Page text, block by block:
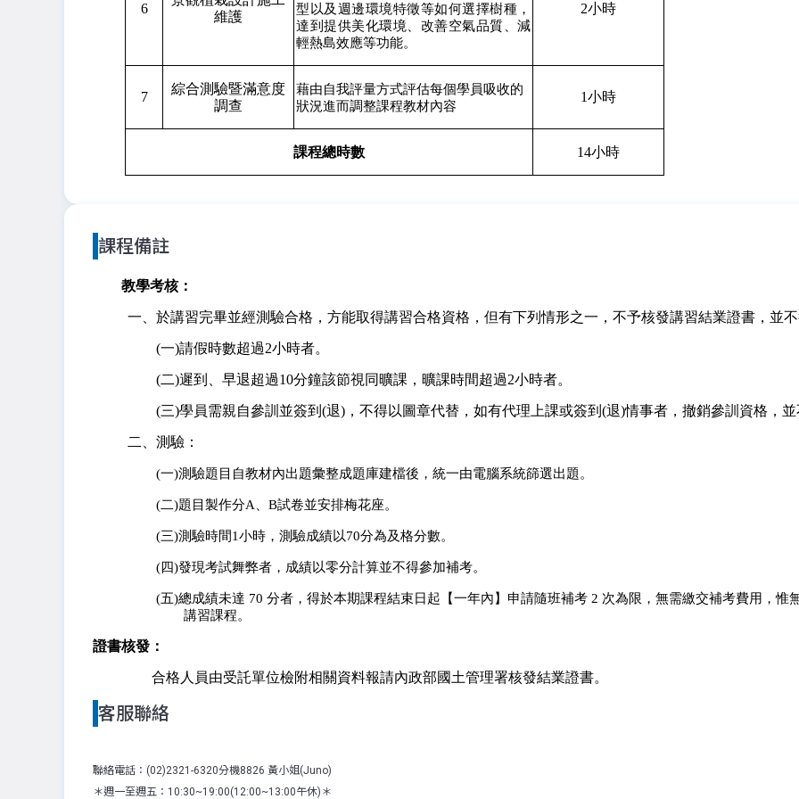
6
維護
型以及週邊環境特徵等如何選擇樹種，
達到提供美化環境、改善空氣品質、減
輕熱島效應等功能。
2小時
7
綜合測驗暨滿意度
調查
藉由自我評量方式評估每個學員吸收的
狀況進而調整課程教材內容
1小時
課程總時數 14小時
課程備註
教學考核：
一、於講習完畢並經測驗合格，方能取得講習合格資格，但有下列情形之一，不予核發講習結業證書，並
(一)請假時數超過2小時者。
(二)遲到、早退超過10分鐘該節視同曠課，曠課時間超過2小時者。
(三)學員需親自參訓並簽到(退)，不得以圖章代替，如有代理上課或簽到(退)情事者，撤銷參訓資格，
二、測驗：
(一)測驗題目自教材內出題彙整成題庫建檔後，統一由電腦系統篩選出題。
(二)題目製作分A、B試卷並安排梅花座。
(三)測驗時間1小時，測驗成績以70分為及格分數。
(四)發現考試舞弊者，成績以零分計算並不得參加補考。
(五)總成績未達 70 分者，得於本期課程結束日起【一年內】申請隨班補考 2 次為限，無需繳交補考費用，
講習課程。
證書核發：
合格人員由受託單位檢附相關資料報請內政部國土管理署核發結業證書。
客服聯絡
聯絡電話：(02)2321-6320分機8826 黃小姐(Juno)
＊週一至週五：10:30~19:00(12:00~13:00午休)＊